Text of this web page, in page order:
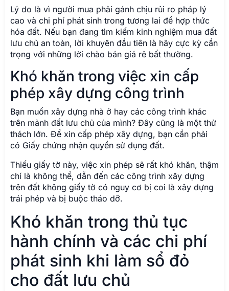
Lý do là vì người mua phải gánh chịu rủi ro pháp lý
cao và chi phí phát sinh trong tương lai để hợp thức
hóa đất. Nếu bạn đang tìm kiếm kinh nghiệm mua đất
lưu chủ an toàn, lời khuyên đầu tiên là hãy cực kỳ cẩn
trọng với những lời chào bán giá rẻ bất thường.
Khó khăn trong việc xin cấp
phép xây dựng công trình
Bạn muốn xây dựng nhà ở hay các công trình khác
trên mảnh đất lưu chủ của mình? Đây cũng là một thử
thách lớn. Để xin cấp phép xây dựng, bạn cần phải
có Giấy chứng nhận quyền sử dụng đất.
Thiếu giấy tờ này, việc xin phép sẽ rất khó khăn, thậm
chí là không thể, dẫn đến các công trình xây dựng
trên đất không giấy tờ có nguy cơ bị coi là xây dựng
trái phép và bị buộc tháo dỡ.
Khó khăn trong thủ tục
hành chính và các chi phí
phát sinh khi làm sổ đỏ
cho đất lưu chủ